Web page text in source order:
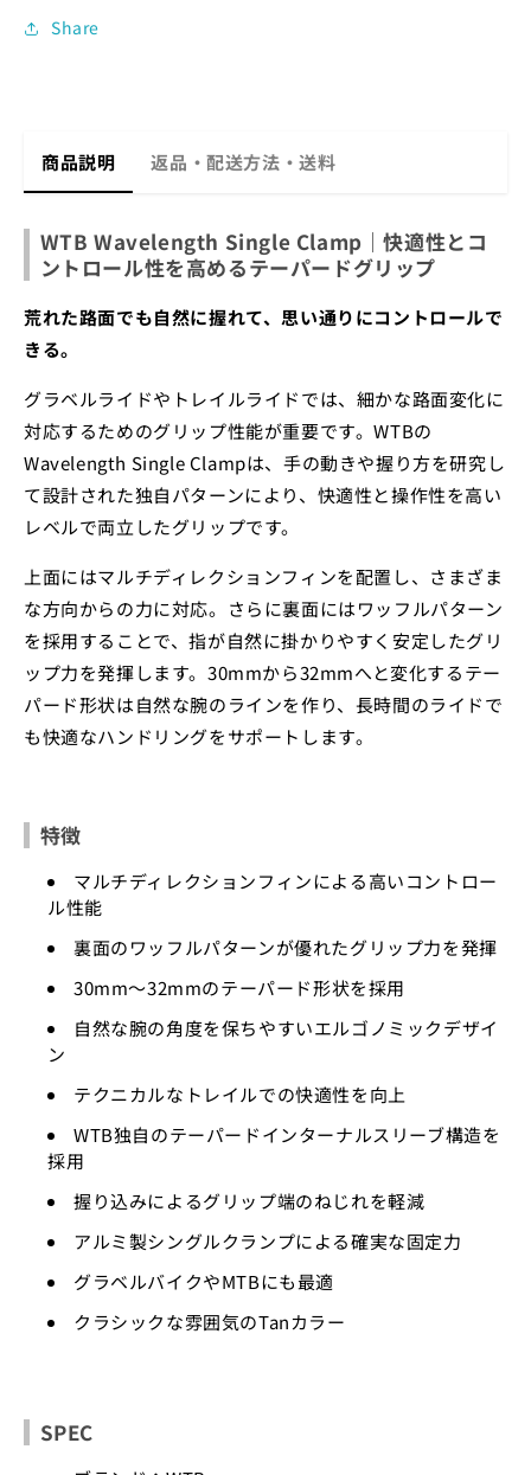
Share
商品説明 返品・配送方法・送料
WTB Wavelength Single Clamp｜快適性とコ
ントロール性を高めるテーパードグリップ
荒れた路面でも自然に握れて、思い通りにコントロールで
きる。
グラベルライドやトレイルライドでは、細かな路面変化に
対応するためのグリップ性能が重要です。WTBの
Wavelength Single Clampは、手の動きや握り方を研究し
て設計された独自パターンにより、快適性と操作性を高い
レベルで両立したグリップです。
上面にはマルチディレクションフィンを配置し、さまざま
な方向からの力に対応。さらに裏面にはワッフルパターン
を採用することで、指が自然に掛かりやすく安定したグリ
ップ力を発揮します。30mmから32mmへと変化するテー
パード形状は自然な腕のラインを作り、長時間のライドで
も快適なハンドリングをサポートします。
特徴
マルチディレクションフィンによる高いコントロー
ル性能
裏面のワッフルパターンが優れたグリップ力を発揮
30mm〜32mmのテーパード形状を採用
自然な腕の角度を保ちやすいエルゴノミックデザイ
ン
テクニカルなトレイルでの快適性を向上
WTB独自のテーパードインターナルスリーブ構造を
採用
握り込みによるグリップ端のねじれを軽減
アルミ製シングルクランプによる確実な固定力
グラベルバイクやMTBにも最適
クラシックな雰囲気のTanカラー
SPEC